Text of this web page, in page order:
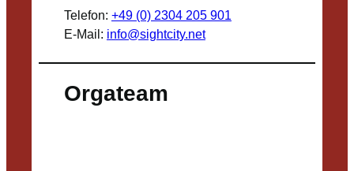
Telefon: +49 (0) 2304 205 901
E-Mail: info@sightcity.net
Orgateam